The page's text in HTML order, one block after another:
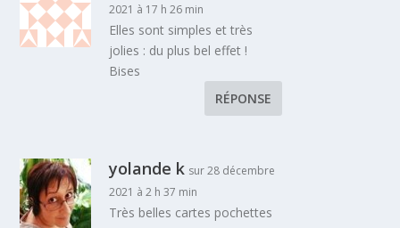
2021 à 17 h 26 min
Elles sont simples et très
jolies : du plus bel effet !
Bises
RÉPONSE
yolande k sur 28 décembre
2021 à 2 h 37 min
Très belles cartes pochettes